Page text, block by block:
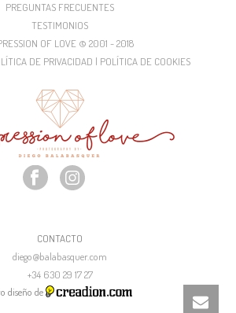
PREGUNTAS FRECUENTES
TESTIMONIOS
OF LOVE © 2001 - 2018
DE PRIVACIDAD | POLÍTICA DE COOKIES
CONTACTO
diego@balabasquer.com
+34 630 29 17 27
diseño de